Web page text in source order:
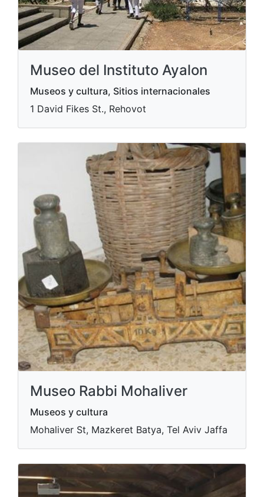
Museo del Instituto Ayalon
Museos y cultura, Sitios internacionales
1 David Fikes St., Rehovot
Museo Rabbi Mohaliver
Museos y cultura
Mohaliver St, Mazkeret Batya, Tel Aviv Jaffa